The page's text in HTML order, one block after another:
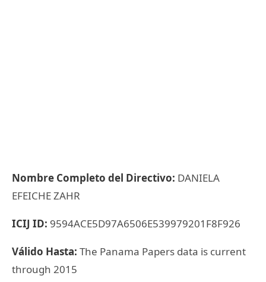
Nombre Completo del Directivo: DANIELA
EFEICHE ZAHR
ICIJ ID: 9594ACE5D97A6506E539979201F8F926
Válido Hasta: The Panama Papers data is current
through 2015